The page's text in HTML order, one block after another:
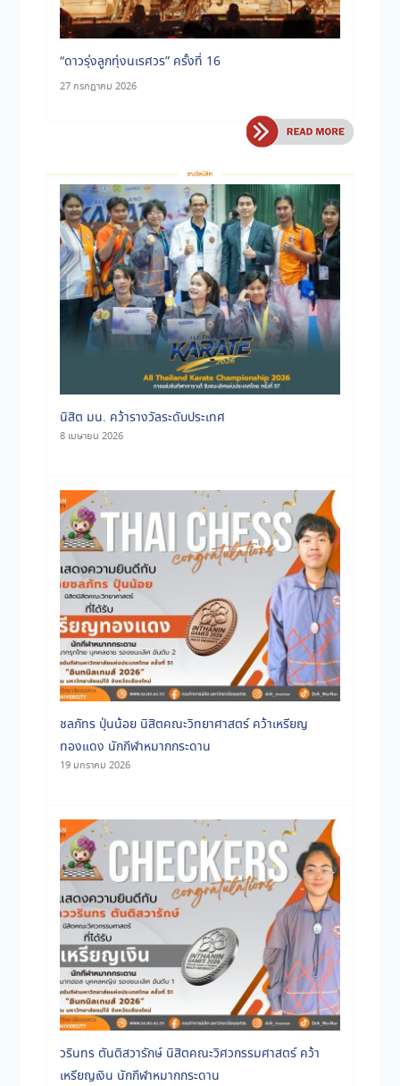
“ดาวรุ่งลูกทุ่งนเรศวร” ครั้งที่ 16
27 กรกฎาคม 2026
นิสิต มน. คว้ารางวัลระดับประเทศ
8 เมษายน 2026
ชลภัทร ปุ่นน้อย นิสิตคณะวิทยาศาสตร์ คว้าเหรียญ
ทองแดง นักกีฬาหมากกระดาน
19 มกราคม 2026
วรินทร ตันติสวารักษ์ นิสิตคณะวิศวกรรมศาสตร์ คว้า
เหรียญเงิน นักกีฬาหมากกระดาน